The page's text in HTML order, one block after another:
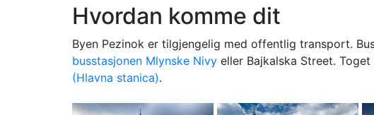
Hvordan komme dit
Byen Pezinok er tilgjengelig med offentlig transport.
busstasjonen Mlynske Nivy eller Bajkalska Street.
(Hlavna stanica).